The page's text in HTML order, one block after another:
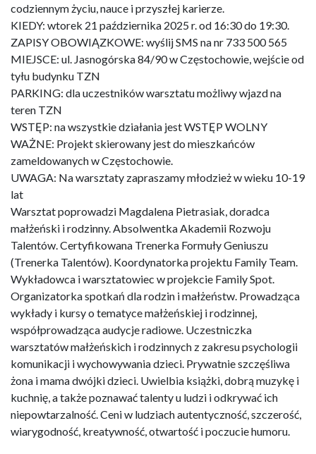
codziennym życiu, nauce i przyszłej karierze.
KIEDY: wtorek 21 października 2025 r. od 16:30 do 19:30.
ZAPISY OBOWIĄZKOWE: wyślij SMS na nr 733 500 565
MIEJSCE: ul. Jasnogórska 84/90 w Częstochowie, wejście od
tyłu budynku TZN
PARKING: dla uczestników warsztatu możliwy wjazd na
teren TZN
WSTĘP: na wszystkie działania jest WSTĘP WOLNY
WAŻNE: Projekt skierowany jest do mieszkańców
zameldowanych w Częstochowie.
UWAGA: Na warsztaty zapraszamy młodzież w wieku 10-19
lat
Warsztat poprowadzi Magdalena Pietrasiak, doradca
małżeński i rodzinny. Absolwentka Akademii Rozwoju
Talentów. Certyfikowana Trenerka Formuły Geniuszu
(Trenerka Talentów). Koordynatorka projektu Family Team.
Wykładowca i warsztatowiec w projekcie Family Spot.
Organizatorka spotkań dla rodzin i małżeństw. Prowadząca
wykłady i kursy o tematyce małżeńskiej i rodzinnej,
współprowadząca audycje radiowe. Uczestniczka
warsztatów małżeńskich i rodzinnych z zakresu psychologii
komunikacji i wychowywania dzieci. Prywatnie szczęśliwa
żona i mama dwójki dzieci. Uwielbia książki, dobrą muzykę i
kuchnię, a także poznawać talenty u ludzi i odkrywać ich
niepowtarzalność. Ceni w ludziach autentyczność, szczerość,
wiarygodność, kreatywność, otwartość i poczucie humoru.